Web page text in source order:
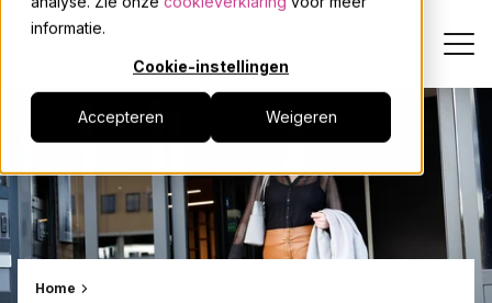
informatie.
Cookie-instellingen
Accepteren Weigeren
Dienstverlening
Onze mensen
Actueel
Home